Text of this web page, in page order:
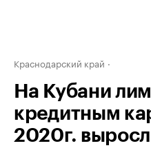
Краснодарский край
На Кубани
кредитным
2020г.